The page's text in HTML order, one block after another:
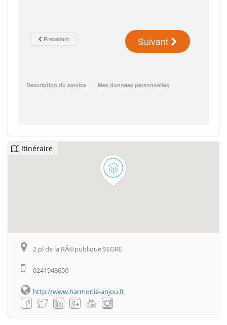
Itinéraire
2 pl de la RÃ©publique SEGRE
0241948650
http://www.harmonie-anjou.fr